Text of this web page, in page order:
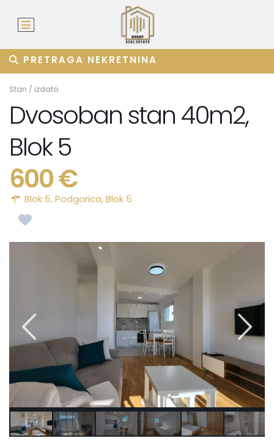
PRETRAGA NEKRETNINA
Stan / izdato
Dvosoban stan 40m2,
Blok 5
600 €
Blok 5,Podgorica,Blok 5